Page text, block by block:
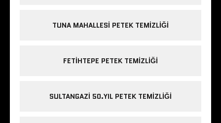
TUNA MAHALLESI PETEK TEMIZLIĞI
FETIHTEPE PETEK TEMIZLIĞI
SULTANGAZI 50.YIL PETEK TEMIZLIĞI